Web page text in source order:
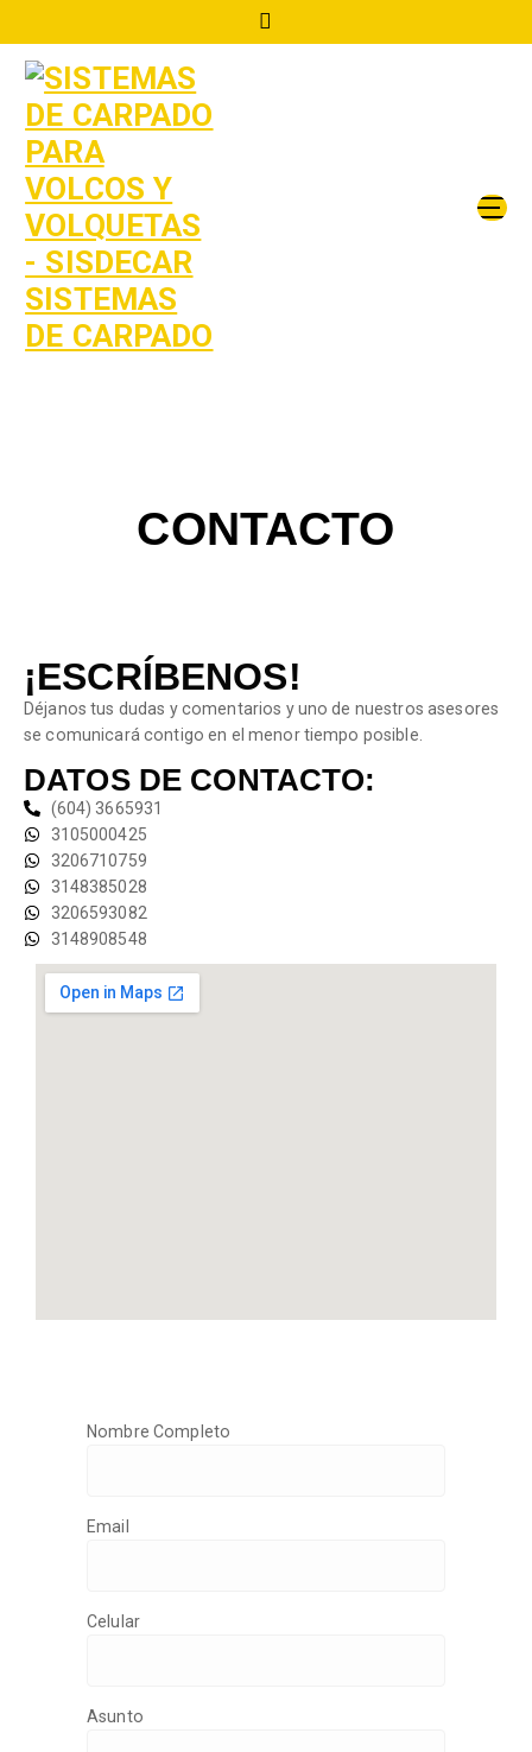
CONTACTO
¡ESCRÍBENOS!
Déjanos tus dudas y comentarios y uno de nuestros asesores
se comunicará contigo en el menor tiempo posible.
DATOS DE CONTACTO:
(604) 3665931
3105000425
3206710759
3148385028
3206593082
3148908548
Nombre Completo
Email
Celular
Asunto